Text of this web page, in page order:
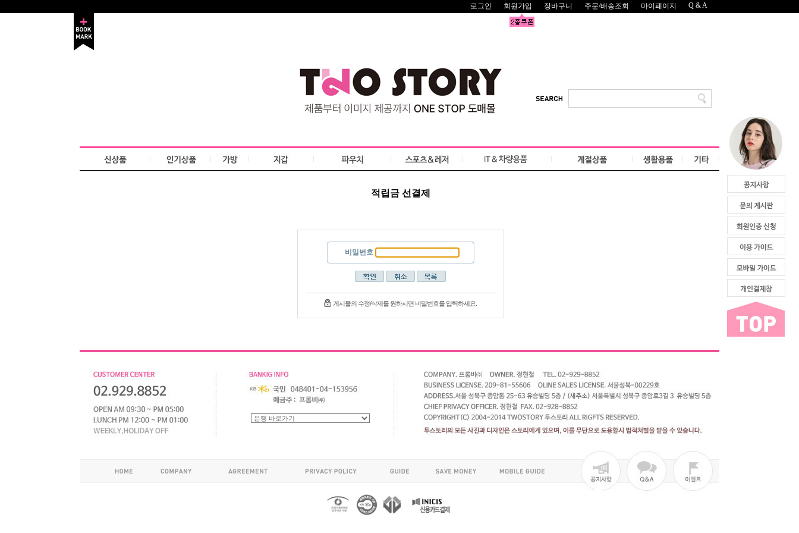
로그인 회원가입 장바구니 주문/배송조회 마이페이지 Q & A
적립금 선결제
비밀번호
게시물의 수정/삭제를 원하시면 비밀번호를 입력하세요.